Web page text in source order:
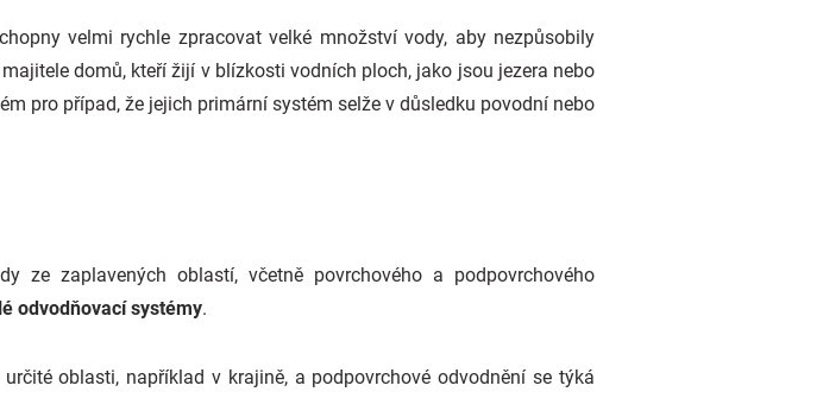
velmi rychle zpracovat velké množství vody, aby nezpůsobily
domů, kteří žijí v blízkosti vodních ploch, jako jsou jezera nebo
pro případ, že jejich primární systém selže v důsledku povodní nebo
ze zaplavených oblastí, včetně povrchového a podpovrchového
odvodňovací systémy.
oblasti, například v krajině, a podpovrchové odvodnění se týká